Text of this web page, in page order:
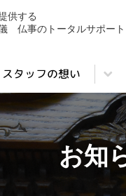
供する
仏事のトータルサポート
お知